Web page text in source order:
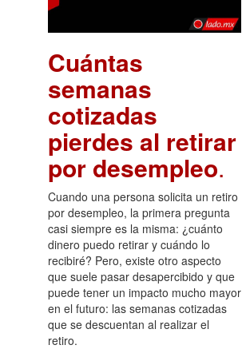
Cuántas
semanas
cotizadas
pierdes al retirar
por desempleo.
Cuando una persona solicita un retiro
por desempleo, la primera pregunta
casi siempre es la misma: ¿cuánto
dinero puedo retirar y cuándo lo
recibiré? Pero, existe otro aspecto
que suele pasar desapercibido y que
puede tener un impacto mucho mayor
en el futuro: las semanas cotizadas
que se descuentan al realizar el
retiro.